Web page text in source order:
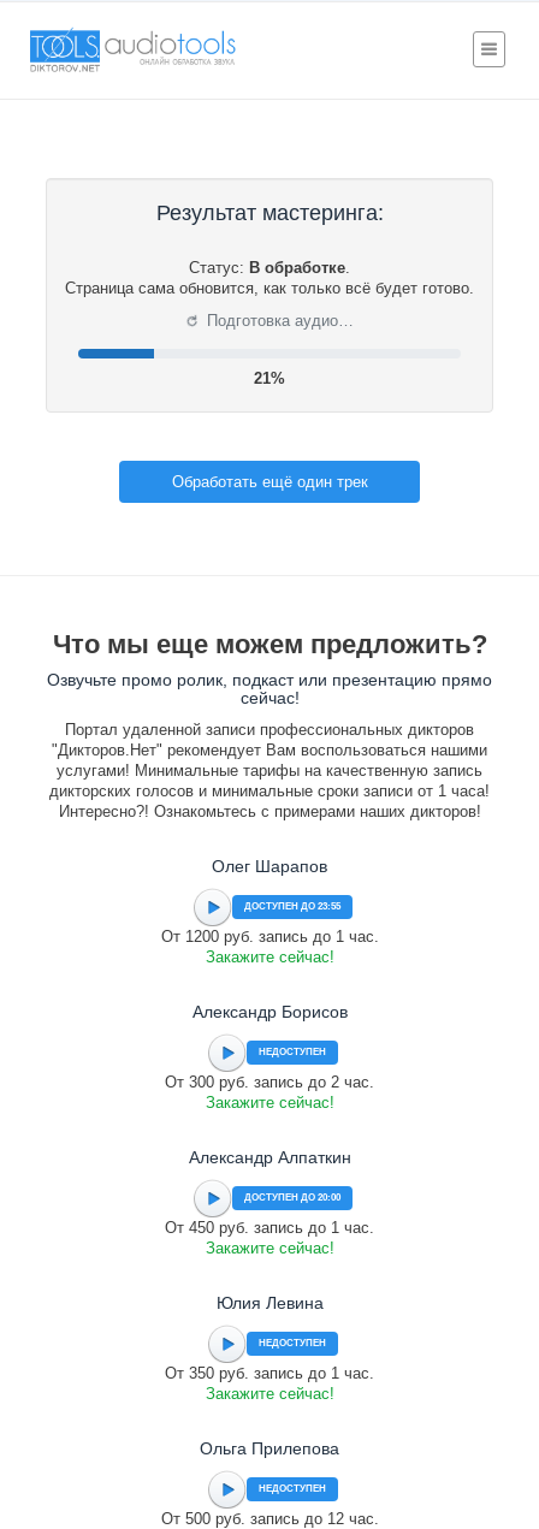
Результат мастеринга:
Статус: В обработке.
Страница сама обновится, как только всё будет готово.
⟳ Подготовка аудио…
21%
Обработать ещё один трек
Что мы еще можем предложить?
Озвучьте промо ролик, подкаст или презентацию прямо
сейчас!
Портал удаленной записи профессиональных дикторов
"Дикторов.Нет" рекомендует Вам воспользоваться нашими
услугами! Минимальные тарифы на качественную запись
дикторских голосов и минимальные сроки записи от 1 часа!
Интересно?! Ознакомьтесь с примерами наших дикторов!
Олег Шарапов
ДОСТУПЕН ДО 23:55
От 1200 руб. запись до 1 час.
Закажите сейчас!
Александр Борисов
НЕДОСТУПЕН
От 300 руб. запись до 2 час.
Закажите сейчас!
Александр Алпаткин
ДОСТУПЕН ДО 20:00
От 450 руб. запись до 1 час.
Закажите сейчас!
Юлия Левина
НЕДОСТУПЕН
От 350 руб. запись до 1 час.
Закажите сейчас!
Ольга Прилепова
НЕДОСТУПЕН
От 500 руб. запись до 12 час.